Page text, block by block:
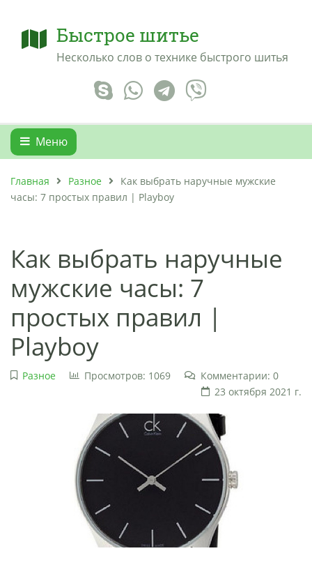
Быстрое шитье
Несколько слов о технике быстрого шитья
Меню
Главная Разное
Как выбрать наручные мужские
часы: 7 простых правил | Playboy
Как выбрать наручные
мужские часы: 7
простых правил |
Playboy
Разное Просмотров: 1069
Комментарии: 0
23 октября 2021 г.